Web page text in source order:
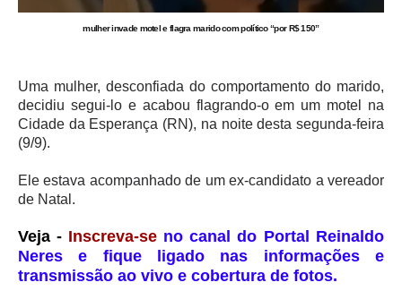
mulher invade motel e flagra marido com político “por R$ 150”
Uma mulher, desconfiada do comportamento do marido,
decidiu segui-lo e acabou flagrando-o em um motel na
Cidade da Esperança (RN), na noite desta segunda-feira
(9/9).
Ele estava acompanhado de um ex-candidato a vereador
de Natal.
Veja - Inscreva-se no canal do Portal Reinaldo
Neres e fique ligado nas informações e
transmissão ao vivo e cobertura de fotos.